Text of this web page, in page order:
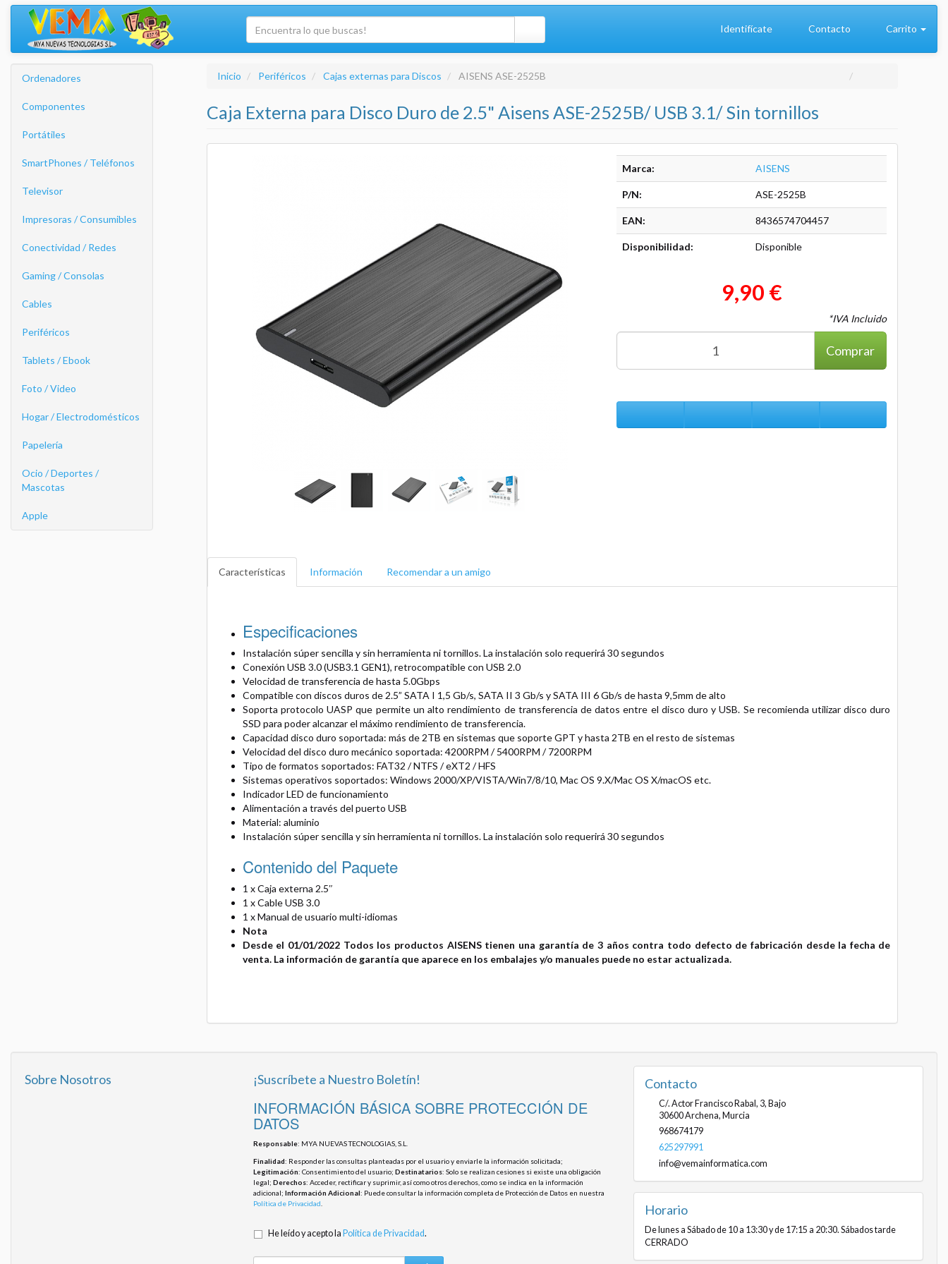
Identifícate Contacto Carrito
Ordenadores
Componentes
Portátiles
SmartPhones / Teléfonos
Televisor
Impresoras / Consumibles
Conectividad / Redes
Gaming / Consolas
Cables
Periféricos
Tablets / Ebook
Foto / Video
Hogar / Electrodomésticos
Papelería
Ocio / Deportes /
Mascotas
Apple
Inicio Periféricos Cajas externas para Discos AISENS ASE-2525B
Caja Externa para Disco Duro de 2.5" Aisens ASE-2525B/ USB 3.1/ Sin tornillos
Marca: AISENS
P/N: ASE-2525B
EAN: 8436574704457
Disponibilidad: Disponible
9,90 €
*IVA Incluido
Comprar
Características Información Recomendar a un amigo
Especificaciones
Instalación súper sencilla y sin herramienta ni tornillos. La instalación solo requerirá 30 segundos
Conexión USB 3.0 (USB3.1 GEN1), retrocompatible con USB 2.0
Velocidad de transferencia de hasta 5.0Gbps
Compatible con discos duros de 2.5” SATA I 1,5 Gb/s, SATA II 3 Gb/s y SATA III 6 Gb/s de hasta 9,5mm de alto
Soporta protocolo UASP que permite un alto rendimiento de transferencia de datos entre el disco duro y USB. Se recomienda utilizar disco duro
SSD para poder alcanzar el máximo rendimiento de transferencia.
Capacidad disco duro soportada: más de 2TB en sistemas que soporte GPT y hasta 2TB en el resto de sistemas
Velocidad del disco duro mecánico soportada: 4200RPM / 5400RPM / 7200RPM
Tipo de formatos soportados: FAT32 / NTFS / eXT2 / HFS
Sistemas operativos soportados: Windows 2000/XP/VISTA/Win7/8/10, Mac OS 9.X/Mac OS X/macOS etc.
Indicador LED de funcionamiento
Alimentación a través del puerto USB
Material: aluminio
Instalación súper sencilla y sin herramienta ni tornillos. La instalación solo requerirá 30 segundos
Contenido del Paquete
1 x Caja externa 2.5″
1 x Cable USB 3.0
1 x Manual de usuario multi-idiomas
Nota
Desde el 01/01/2022 Todos los productos AISENS tienen una garantía de 3 años contra todo defecto de fabricación desde la fecha de
venta. La información de garantía que aparece en los embalajes y/o manuales puede no estar actualizada.
Sobre Nosotros ¡Suscríbete a Nuestro Boletín!
INFORMACIÓN BÁSICA SOBRE PROTECCIÓN DE
DATOS
Responsable: MYA NUEVAS TECNOLOGIAS, S.L.
Finalidad: Responder las consultas planteadas por el usuario y enviarle la información solicitada;
Legitimación: Consentimiento del usuario; Destinatarios: Solo se realizan cesiones si existe una obligación
legal; Derechos: Acceder, rectificar y suprimir, así como otros derechos, como se indica en la información
adicional; Información Adicional: Puede consultar la información completa de Protección de Datos en nuestra
Política de Privacidad
He leído y acepto la Política de Privacidad.
Contacto
C/. Actor Francisco Rabal, 3, Bajo
30600Archena, Murcia
968674179
625297991
info@vemainformatica.com
Horario
De lunes a Sábado de 10 a 13:30 y de 17:15 a 20:30. Sábados tarde
CERRADO